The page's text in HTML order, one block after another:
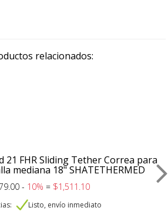
relacionados:
21 FHR Sliding Tether Correa para
mediana 18" SHATETHERMED
- 10%= $1,511.10
Listo, envío inmediato